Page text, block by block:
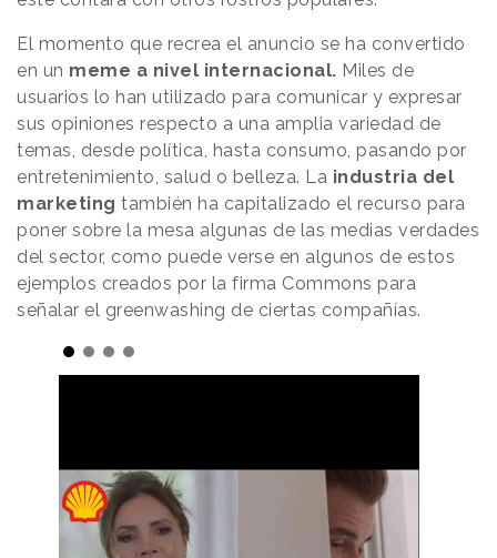
El momento que recrea el anuncio se ha convertido
en un meme a nivel internacional. Miles de
usuarios lo han utilizado para comunicar y expresar
sus opiniones respecto a una amplia variedad de
temas, desde política, hasta consumo, pasando por
entretenimiento, salud o belleza. La industria del
marketing también ha capitalizado el recurso para
poner sobre la mesa algunas de las medias verdades
del sector, como puede verse en algunos de estos
ejemplos creados por la firma Commons para
señalar el greenwashing de ciertas compañías.